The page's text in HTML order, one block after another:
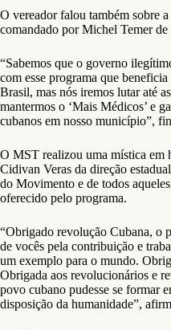
O vereador falou também sobre
comandado por Michel Temer
“Sabemos que o governo
com esse programa que
Brasil, mas nós iremos lutar até
mantermos o ‘Mais Médicos’ e
cubanos em nosso município”,
O MST realizou uma mística em
Cidivan Veras da direção
do Movimento e de todos
oferecido pelo programa.
“Obrigado revolução Cubana, o
de vocês pela contribuição e
um exemplo para o mundo.
Obrigada aos revolucionários e
povo cubano pudesse se formar
disposição da humanidade”,